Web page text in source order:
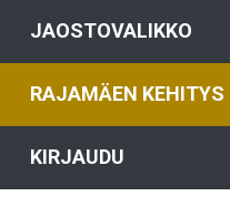
JAOSTOVALIKKO
RAJAMÄEN KEHITYS
KIRJAUDU